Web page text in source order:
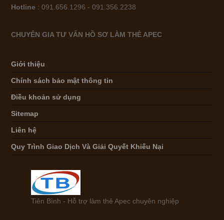
Hotline : 091.656.1296 - 091.356.2238
CHUYÊN GIA TƯ VẤN HỒ SƠ LÀM THẺ APEC
Giới thiệu
Chính sách bảo mật thông tin
Điều khoản sử dụng
Sitemap
Liên hệ
Quy Trình Giao Dịch Và Giải Quyết Khiếu Nại
Tiên Bình - Hỗ trợ làm thẻ Apec chuyên nghiệp